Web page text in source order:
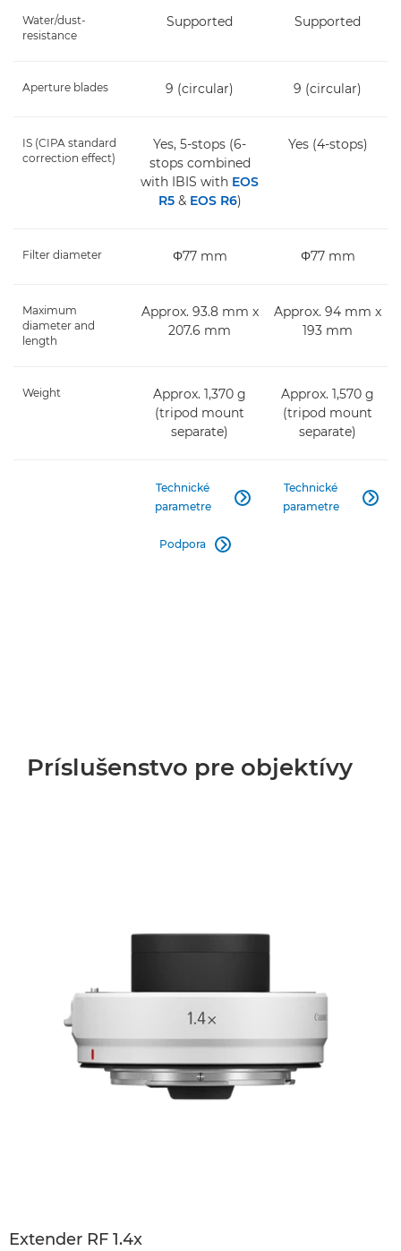
Water/dust-
resistance
Supported Supported
Aperture blades 9 (circular) 9 (circular)
IS (CIPA standard
correction effect)
Yes, 5-stops (6-
stops combined
with IBIS with EOS
R5& EOS R6)
Yes (4-stops)
Filter diameter Φ77 mm Φ77 mm
Maximum
diameter and
length
Approx. 93.8 mm x
207.6 mm
Approx. 94 mm x
193 mm
Weight
Approx. 1,370 g
(tripod mount
separate)
Approx. 1,570 g
(tripod mount
separate)
Technické
parametre

Podpora 
Technické
parametre

Príslušenstvo pre objektívy
Extender RF 1.4x